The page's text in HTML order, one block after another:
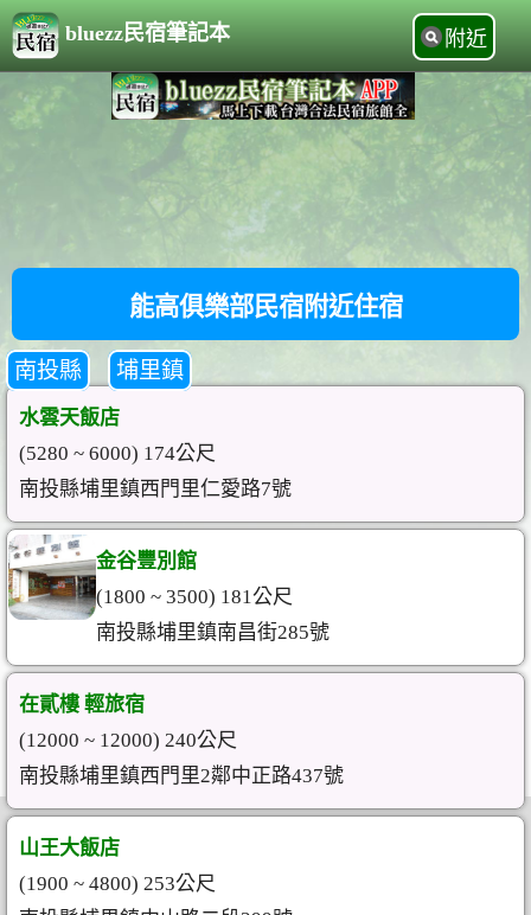
bluezz民宿筆記本 附近
能高俱樂部民宿附近住宿
南投縣 埔里鎮
水雲天飯店
(5280 ~ 6000) 174公尺
南投縣埔里鎮西門里仁愛路7號
金谷豐別館
(1800 ~ 3500) 181公尺
南投縣埔里鎮南昌街285號
在貳樓 輕旅宿
(12000 ~ 12000) 240公尺
南投縣埔里鎮西門里2鄰中正路437號
山王大飯店
(1900 ~ 4800) 253公尺